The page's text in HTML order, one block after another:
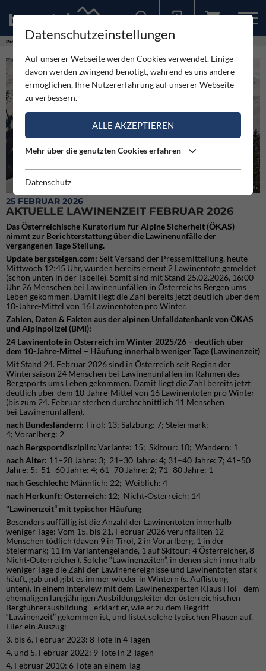
Produkte
Aktuelle Lawinenzeit Februar 2026
25 FEBRUAR 2026
AKTUELLE LAWINENZEIT FEBRUAR 2026
Das Österreichische Kuratorium für Alpine Sicherheit (ÖKAS)
nimmt zur Berichterstattung über die Lawinenunfälle der
vergangenen Tage Stellung.
Update bergsteigen.com: Seit Versand der Pressemitteilung, heute
Mittwoch 12:45 Uhr, wurden bereits erneut 2 Lawinentote gemeldet
(schon unten in der Tabelle). Somit sind mit Stand 25.02.2026, 16:00
Uhr 26 Menschen bei Lawinenunfällen in Österreichs Bergen ums
Leben gekommen. Damit liegt die Zahl bereits jetzt deutlich über dem
10-Jahre-Mittel von 16 Lawinentoten pro Winter.
Zahlen, Daten & Fakten aus der alpinen Unfalldatenbank von ÖKAS
und Alpinpolizei (BMI):
24 Lawinentote in Österreich im Winter 2025/26 – deutlich über
dem 10-Jahre-Mittel – Häufung innerhalb weniger Tage (Lawinenzeit)
Mit Stand 24. Februar 2026 sind in Österreich seit Beginn der
Wintersaison 24 Menschen bei Lawinenunfällen im Rahmen des
Bergsports ums Leben gekommen. Damit liegt die Zahl bereits jetzt
deutlich über dem 10-Jahre-Mittel von 16 Lawinentoten pro Winter
(bis zum 24. Februar sterben durchschnittlich 11 Menschen
bei Lawinenunfällen).
nach Bundesländern: Tirol: 13; Salzburg: 7; Steiermark:
4; Vorarlberg: 2
nach Bergsportdisziplin: Variante: 15; Skitour: 10; Wandern: 1
nach Alter: 11–20 Jahre: 3; 21–30 Jahre: 4; 31–40 Jahre: 7; 41–50
Jahre: 5; 51–60 Jahre: 4; 61–70 Jahre: 2; 71–80 Jahre: 1
nach Geschlecht: Männlich: 22; Weiblich: 4
nach Herkunft: Österreich: 12; Nicht-Österreich: 14
"Lawinenzeit“ mit typischer Häufung
Besonders auffällig ist die Anzahl der Lawinentoten innerhalb
weniger Tage: Vom 15. bis 21. Februar 2026 verunfallten 12
Menschen tödlich (davon 9 in Tirol, 2 in Vorarlberg, 1 in der
Steiermark; 11 im Variantengelände, 1 auf Skitour; 4 Österreicher, 8
Nicht-Österreicher). Solche “Lawinenzeiten”, in denen sich innerhalb
weniger Tage die Zahl der Lawinenereignisse und Lawinentoten stark
häuft, gab und gibt es immer wieder in Wintern (s. Auflistung
unten). In einem Interview mit dem Lawinenexperten Klaus Hoi - dem
ehemaligen langjährigen Ausbildungsleiter der österreichischen
Bergführerausbildung - erklärt er, wie er zu dem Begriff
“Lawinenzeit” gekommen ist, und listet solche typischen Phasen auf.
Hier ein Auszug:
3. bis 6. Februar 2023: 8 Tote in 4 Tagen
4. und 5. Februar 2022: 9 Tote in 2 Tagen
4. Februar 2010: 6 Tote an einem Tag
Datenschutzeinstellungen
Auf unserer Webseite werden Cookies verwendet. Einige
davon werden zwingend benötigt, während es uns andere
ermöglichen, Ihre Nutzererfahrung auf unserer Webseite
zu verbessern.
ALLE AKZEPTIEREN
Mehr über die genutzten Cookies erfahren
Datenschutz